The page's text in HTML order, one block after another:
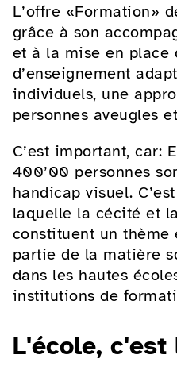
L’offre «Formation»
grâce à son
et à la mise en place
d’enseignement
individuels, une
personnes aveugles
C’est important, car:
400’00 personnes
handicap visuel.
laquelle la cécité et
constituent un
partie de la matière
dans les hautes
institutions de
L'école,